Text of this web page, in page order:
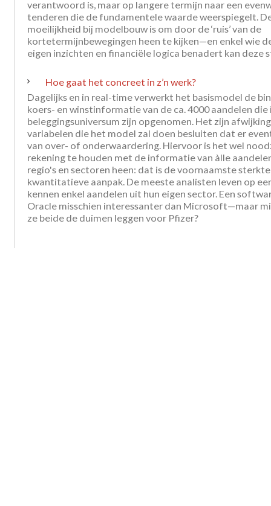
verantwoord is, maar op langere termijn naar een
tenderen die de fundamentele waarde weerspiegelt.
moeilijkheid bij modelbouw is om door de ‘ruis’ van de
kortetermijnbewegingen heen te kijken—en enkel wie
eigen inzichten en financiële logica benadert kan deze
Hoe gaat het concreet in z’n werk?
Dagelijks en in real-time verwerkt het basismodel de
koers- en winstinformatie van de ca. 4000 aandelen die
beleggingsuniversum zijn opgenomen. Het zijn
variabelen die het model zal doen besluiten dat er
van over- of onderwaardering. Hiervoor is het wel
rekening te houden met de informatie van àlle
regio's en sectoren heen: dat is de voornaamste
kwantitatieve aanpak. De meeste analisten leven op een
kennen enkel aandelen uit hun eigen sector. Een
Oracle misschien interessanter dan Microsoft—maar
ze beide de duimen leggen voor Pfizer?